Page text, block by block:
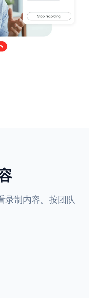
录制内容。按团队